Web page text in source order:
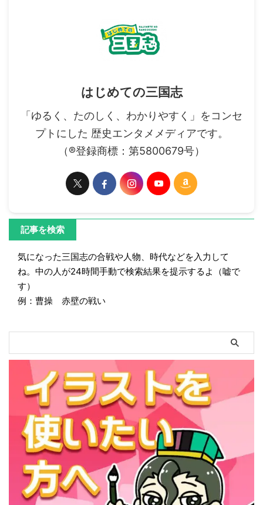
はじめての三国志
「ゆるく、たのしく、わかりやすく」をコンセ
プトにした 歴史エンタメメディアです。
（®登録商標：第5800679号）
記事を検索
気になった三国志の合戦や人物、時代などを入力して
ね。中の人が24時間手動で検索結果を提示するよ（嘘で
す）
例：曹操 赤壁の戦い